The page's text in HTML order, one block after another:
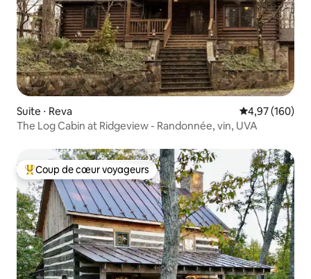
Suite ⋅ Reva Évaluation
4,97 (160)
The Log Cabin at Ridgeview - Randonnée, vin, UVA
Coups de cœur voyageurs les plus appréciés
Coup de cœur voyageurs